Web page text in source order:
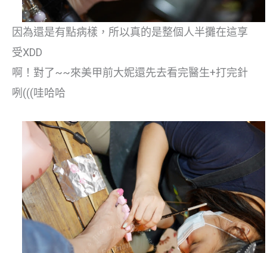
因為還是有點病樣，所以真的是整個人半攤在這享
受XDD
啊！對了~~來美甲前大妮還先去看完醫生+打完針
咧(((哇哈哈